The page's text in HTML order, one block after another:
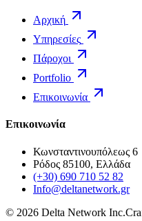
Αρχική
Υπηρεσίες
Πάροχοι
Portfolio
Επικοινωνία
Επικοινωνία
Κωνσταντινουπόλεως 6
Ρόδος 85100, Ελλάδα
(+30) 690 710 52 82
Info@deltanetwork.gr
© 2026 Delta Network Inc.